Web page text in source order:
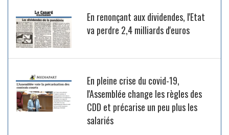
En renonçant aux dividendes, l'Etat
va perdre 2,4 milliards d'euros
En pleine crise du covid-19,
l'Assemblée change les règles des
CDD et précarise un peu plus les
salariés